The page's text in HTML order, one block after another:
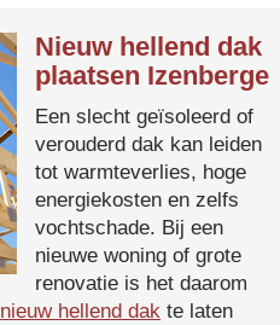
Nieuw hellend dak
plaatsen Izenberge
Een slecht geïsoleerd of
verouderd dak kan leiden
tot warmteverlies, hoge
energiekosten en zelfs
vochtschade. Bij een
nieuwe woning of grote
renovatie is het daarom
nieuw hellend dak te laten